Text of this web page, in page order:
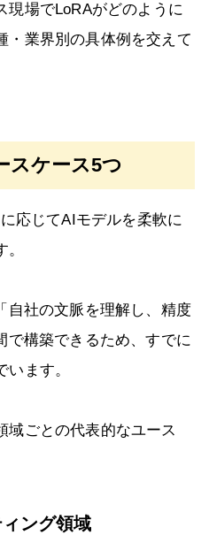
現場でLoRAがどのように
・業界別の具体例を交えて
スケース5つ
応じてAIモデルを柔軟に
自社の文脈を理解し、精度
で構築できるため、すでに
ます。
域ごとの代表的なユース
ング領域